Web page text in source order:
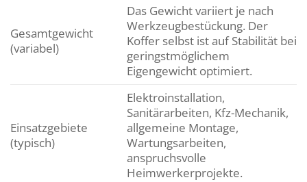
Gesamtgewicht
(variabel)
Das Gewicht variiert je nach
Werkzeugbestückung. Der
Koffer selbst ist auf Stabilität bei
geringstmöglichem
Eigengewicht optimiert.
Einsatzgebiete
(typisch)
Elektroinstallation,
Sanitärarbeiten, Kfz-Mechanik,
allgemeine Montage,
Wartungsarbeiten,
anspruchsvolle
Heimwerkerprojekte.